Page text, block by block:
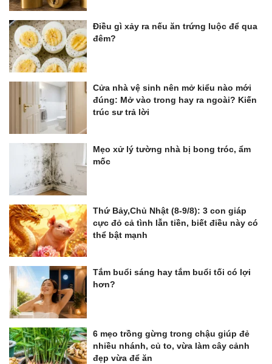
Điều gì xảy ra nếu ăn trứng luộc để qua
đêm?
Cửa nhà vệ sinh nên mở kiểu nào mới
đúng: Mở vào trong hay ra ngoài? Kiến
trúc sư trả lời
Mẹo xử lý tường nhà bị bong tróc, ẩm
mốc
Thứ Bảy,Chủ Nhật (8-9/8): 3 con giáp
cực đỏ cả tình lẫn tiền, biết điều này có
thể bật mạnh
Tắm buổi sáng hay tắm buổi tối có lợi
hơn?
6 mẹo trồng gừng trong chậu giúp đẻ
nhiều nhánh, củ to, vừa làm cây cảnh
đẹp vừa để ăn